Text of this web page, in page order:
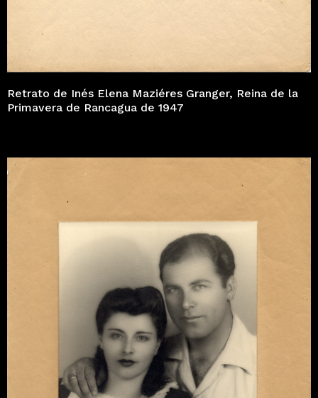
Retrato de Inés Elena Maziéres Granger, Reina de la
Primavera de Rancagua de 1947